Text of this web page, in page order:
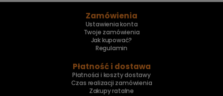
Zamówienia
Ustawienia konta
Twoje zamówienia
Jak kupować?
Regulamin
Płatność i dostawa
Płatności i koszty dostawy
Czas realizacji zamówienia
Zakupy ratalne